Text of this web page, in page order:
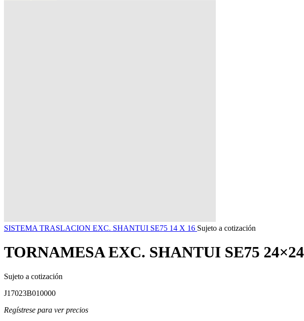
SISTEMA TRASLACION EXC. SHANTUI SE75 14 X 16 Sujeto a cotización
TORNAMESA EXC. SHANTUI SE75 24×24
Sujeto a cotización
J17023B010000
Regístrese para ver precios